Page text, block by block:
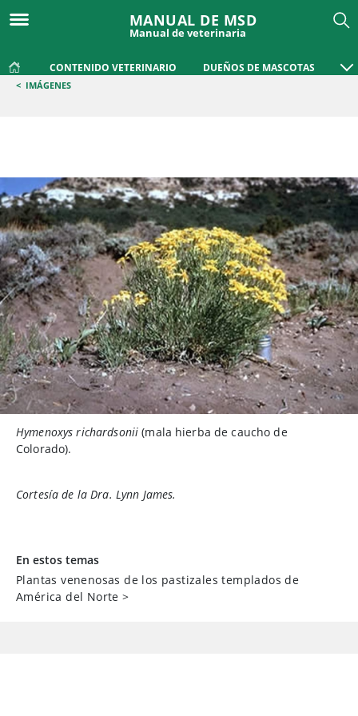
MANUAL DE MSD
Manual de veterinaria
CONTENIDO VETERINARIO DUEÑOS DE MASCOTAS
< IMÁGENES
Hymenoxys richardsonii(mala hierba de caucho de
Colorado).
Cortesía de la Dra. Lynn James.
En estos temas
Plantas venenosas de los pastizales templados de
América del Norte >